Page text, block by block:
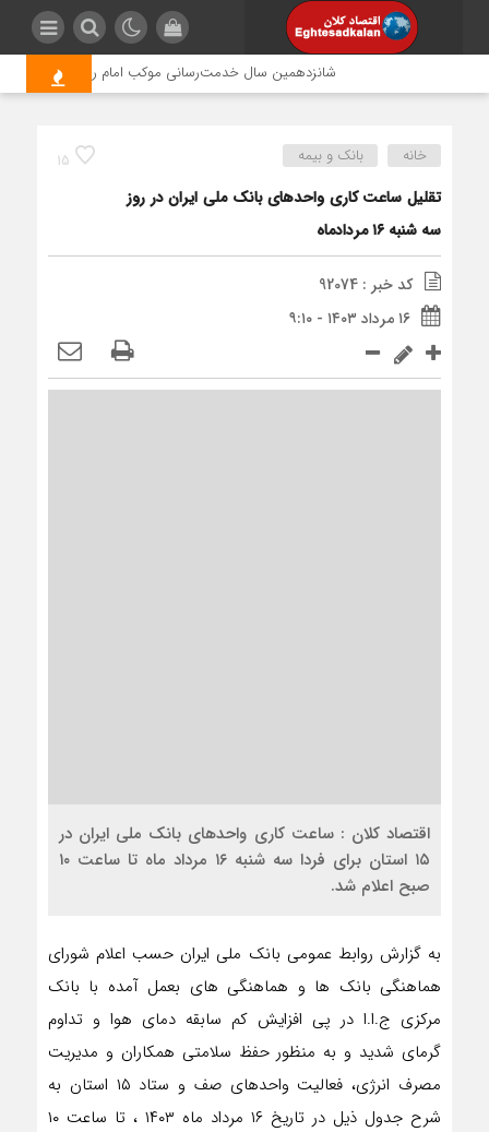
شانزدهمین سال خدمت‌رسانی موکب امام رضا (ع) پتروشیمی
15 خانه بانک و بیمه
تقلیل ساعت کاری واحدهای بانک ملی ایران در روز
سه شنبه ۱۶ مردادماه
کد خبر : 92074
۱۶ مرداد ۱۴۰۳ - ۹:۱۰
اقتصاد کلان : ساعت کاری واحدهای بانک ملی ایران در
۱۵ استان برای فردا سه شنبه ۱۶ مرداد ماه تا ساعت ۱۰
صبح اعلام شد.
به گزارش روابط عمومی بانک ملی ایران حسب اعلام شورای
هماهنگی بانک­ ها و هماهنگی های بعمل آمده با بانک
مرکزی ج.ا.ا در پی افزایش کم سابقه دمای هوا و تداوم
گرمای شدید و به منظور حفظ سلامتی همکاران و مدیریت
مصرف انرژی‌، فعالیت واحدهای صف و ستاد ۱۵ استان به
شرح جدول ذیل در تاریخ ۱۶ مرداد ماه ۱۴۰۳ ، تا ساعت ۱۰